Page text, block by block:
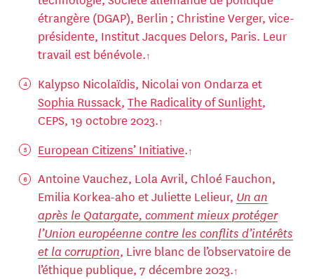
étrangère (DGAP), Berlin ; Christine Verger, vice-
présidente, Institut Jacques Delors, Paris. Leur
travail est bénévole.
Kalypso Nicolaïdis, Nicolai von Ondarza et
Sophia Russack, The Radicality of Sunlight,
CEPS, 19 octobre 2023.
European Citizens’ Initiative.
Antoine Vauchez, Lola Avril, Chloé Fauchon,
Emilia Korkea-aho et Juliette Lelieur, Un an
après le Qatargate, comment mieux protéger
l’Union européenne contre les conflits d’intérêts
et la corruption, Livre blanc de l’observatoire de
l’éthique publique, 7 décembre 2023.